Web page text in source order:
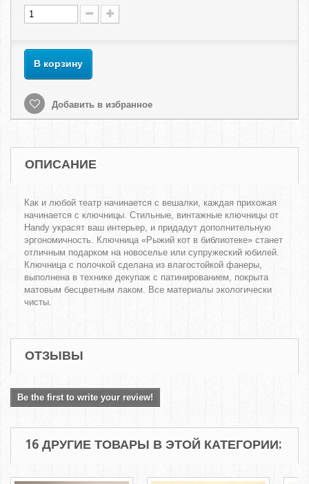
В корзину
Добавить в избранное
ОПИСАНИЕ
Как и любой театр начинается с вешалки, каждая прихожая
начинается с ключницы. Стильные, винтажные ключницы от
Handy украсят ваш интерьер, и придадут дополнительную
эргономичность. Ключница «Рыжий кот в библиотеке» станет
отличным подарком на новоселье или супружеский юбилей.
Ключница с полочкой сделана из влагостойкой фанеры,
выполнена в технике декупаж с патинированием, покрыта
матовым бесцветным лаком. Все материалы экологически
чисты.
ОТЗЫВЫ
Be the first to write your review!
16 ДРУГИЕ ТОВАРЫ В ЭТОЙ КАТЕГОРИИ: